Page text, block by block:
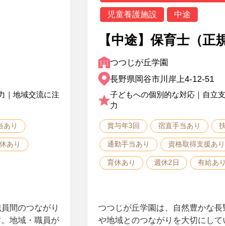
｜地域交流に注
あり
あり
間のつながり
地域・職員が
児童養護施設 中途
【中途】保育士（正
つつじが丘学園
長野県岡谷市川岸上4-12-51
子どもへの個別的な対応｜自立
力
賞与年3回 宿直手当あり
通勤手当あり 資格取得支援あり
育休あり 週休2日 有給あり
つつじが丘学園は、自然豊かな
や地域とのつながりを大切にし